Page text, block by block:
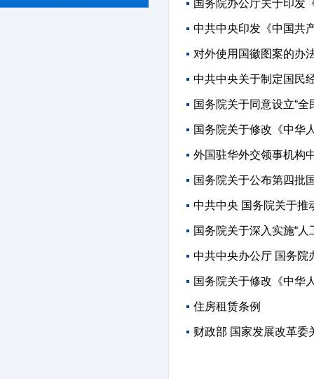
国务院办公厅关于印发
中共中央印发《中国共
对外使用国徽图案的办
中共中央关于制定国民
国务院关于同意设立“全
国务院关于修改《中华
外国驻华外交领事机构
国务院关于公布第四批
中共中央 国务院关于推
国务院关于深入实施“人
中共中央办公厅 国务院
国务院关于修改《中华
住房租赁条例
财政部 国家发展改革委